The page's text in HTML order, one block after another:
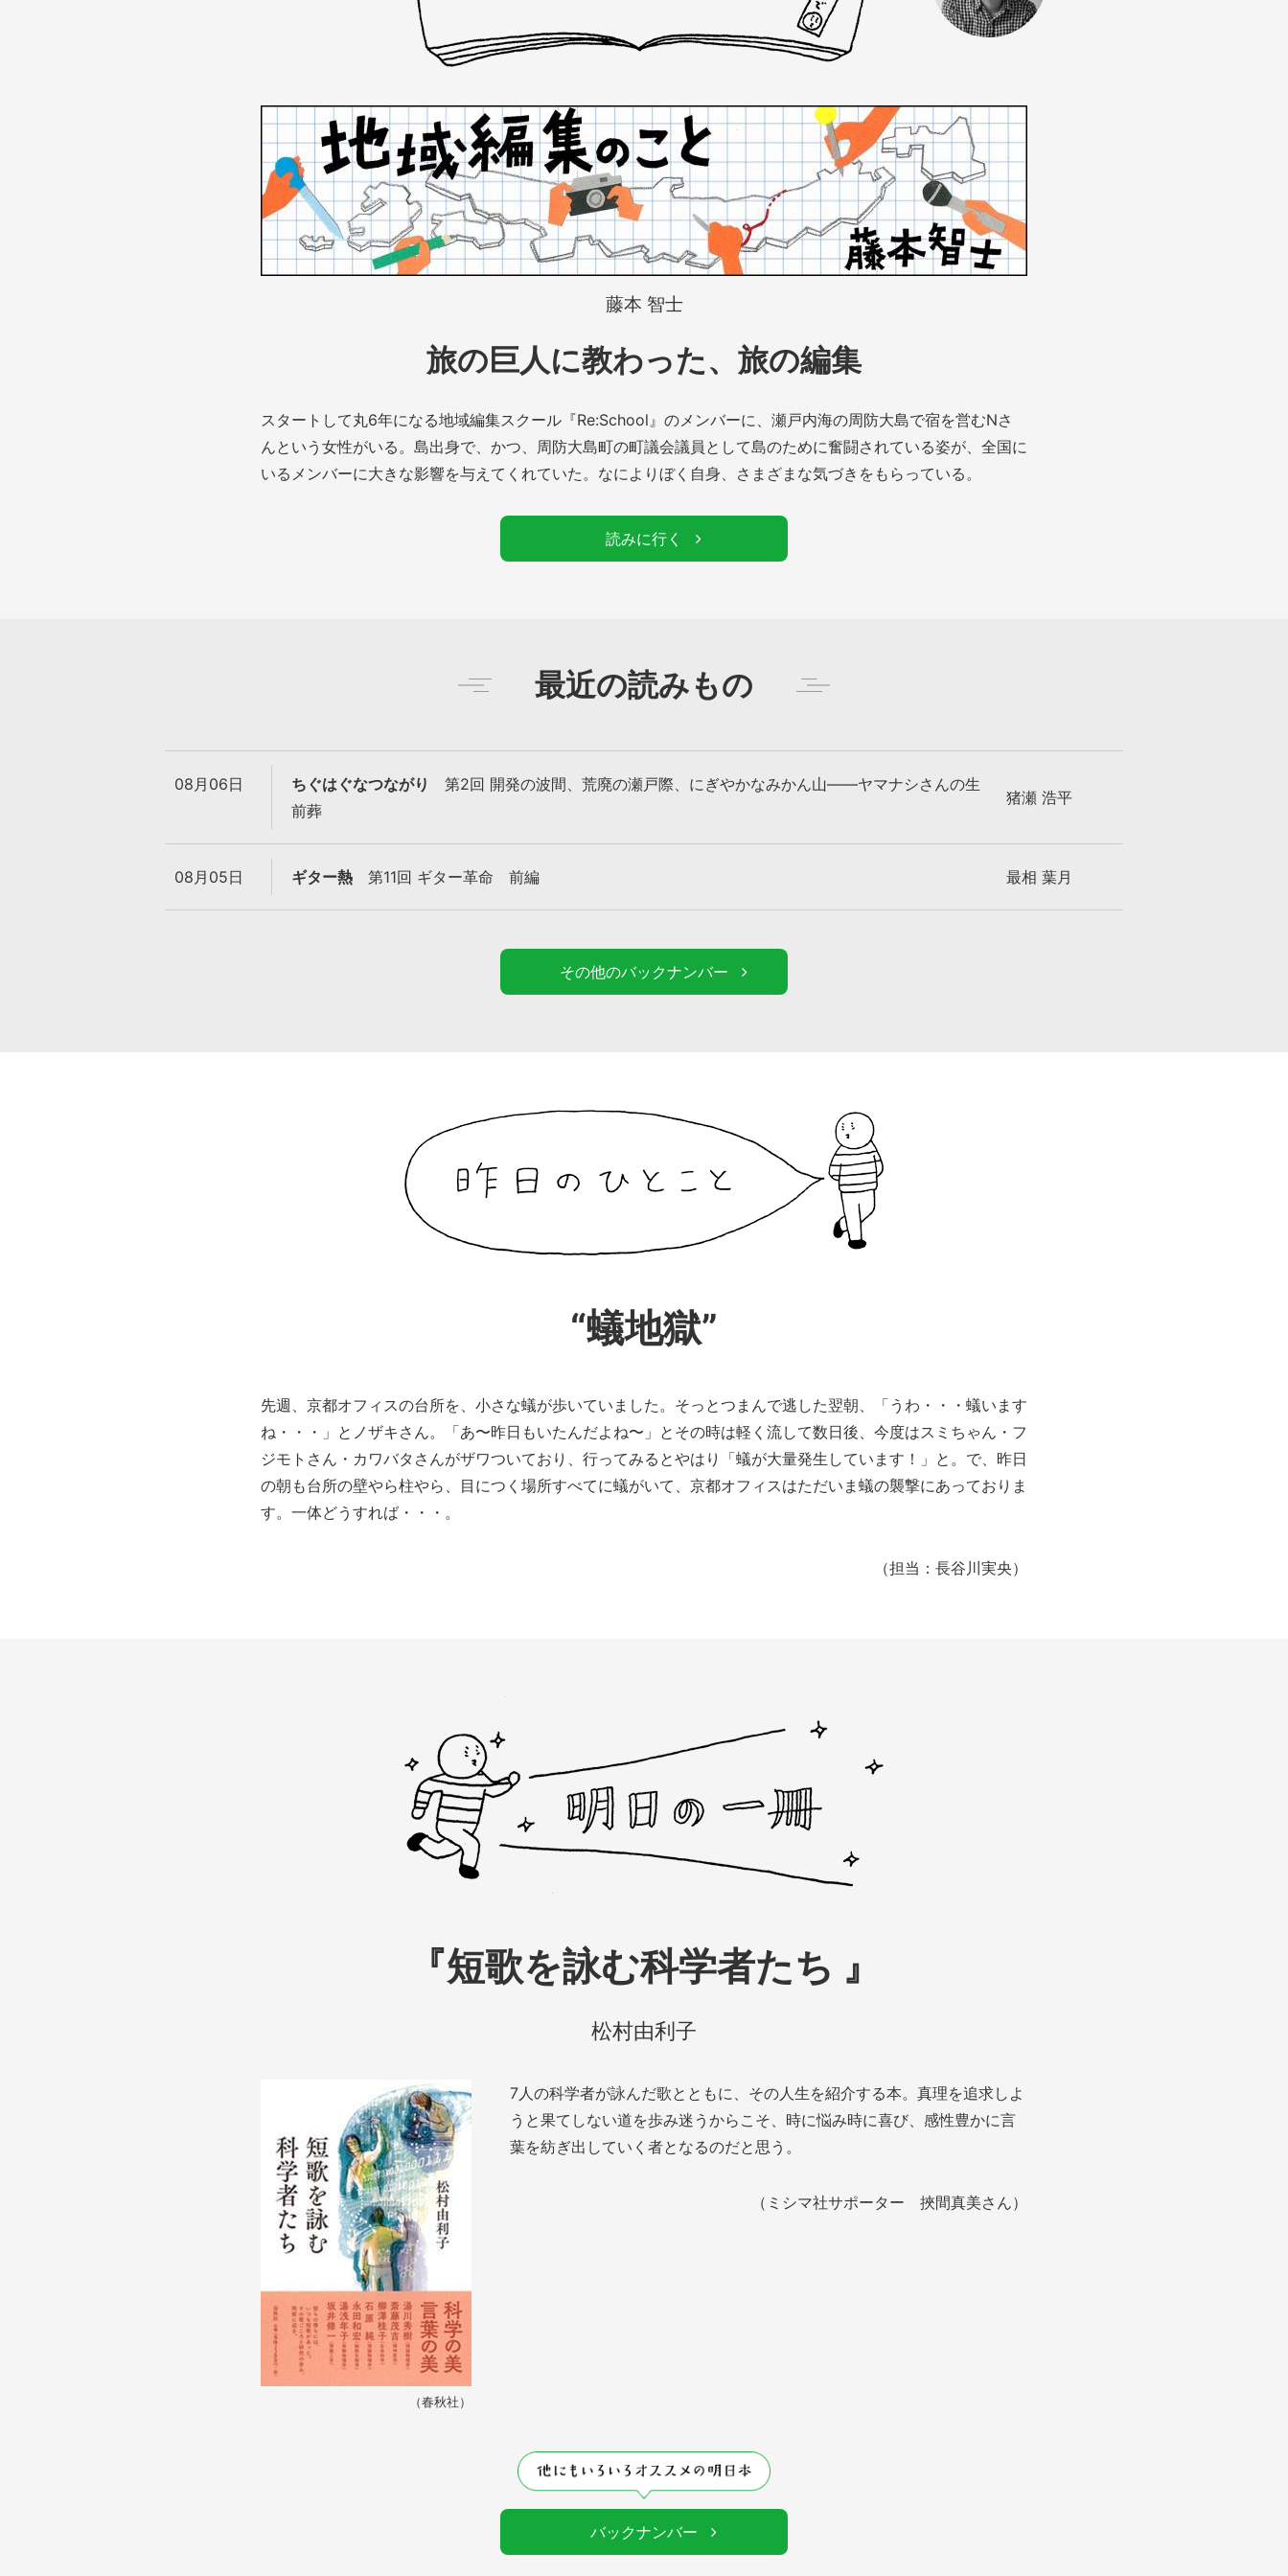
藤本 智士
旅の巨人に教わった、旅の編集
スタートして丸6年になる地域編集スクール『Re:School』のメンバーに、瀬戸内海の周防大島で宿を営むNさ
んという女性がいる。島出身で、かつ、周防大島町の町議会議員として島のために奮闘されている姿が、全国に
いるメンバーに大きな影響を与えてくれていた。なによりぼく自身、さまざまな気づきをもらっている。
読みに行く
最近の読みもの
08月06日 ちぐはぐなつながり
第2回 開発の波間、荒廃の瀬戸際、にぎやかなみかん山――ヤマナシさんの生
前葬
猪瀬 浩平
08月05日 ギター熱 第11回 ギター革命 前編 最相 葉月
その他のバックナンバー
“蟻地獄”
先週、京都オフィスの台所を、小さな蟻が歩いていました。そっとつまんで逃した翌朝、「うわ・・・蟻います
ね・・・」とノザキさん。「あ〜昨日もいたんだよね〜」とその時は軽く流して数日後、今度はスミちゃん・フ
ジモトさん・カワバタさんがザワついており、行ってみるとやはり「蟻が大量発生しています！」と。で、昨日
の朝も台所の壁やら柱やら、目につく場所すべてに蟻がいて、京都オフィスはただいま蟻の襲撃にあっておりま
す。一体どうすれば・・・。
（担当：長谷川実央）
『短歌を詠む科学者たち 』
松村由利子
春秋社
7人の科学者が詠んだ歌とともに、その人生を紹介する本。真理を追求しよ
うと果てしない道を歩み迷うからこそ、時に悩み時に喜び、感性豊かに言
葉を紡ぎ出していく者となるのだと思う。
（ミシマ社サポーター 挾間真美さん）
バックナンバー